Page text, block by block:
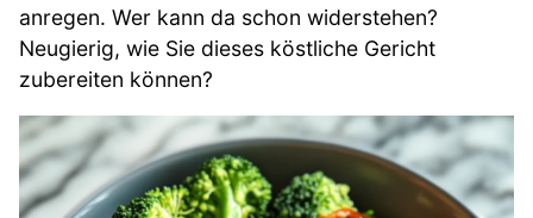
anregen. Wer kann da schon widerstehen?
Neugierig, wie Sie dieses köstliche Gericht
zubereiten können?